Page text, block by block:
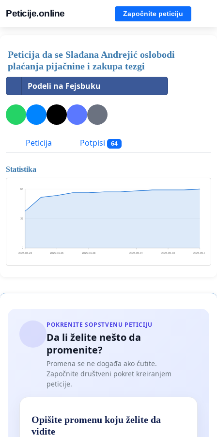
Peticije.online Započnite peticiju
Peticija da se Slađana Andrejić oslobodi
plaćanja pijačnine i zakupa tezgi
Podeli na Fejsbuku
Peticija Potpisi 64
Statistika
0
32
64
2025-04-24 2025-04-26 2025-04-28 2025-05-01 2025-05-03 2025-05-05
POKRENITE SOPSTVENU PETICIJU
Da li želite nešto da
promenite?
Promena se ne događa ako ćutite.
Započnite društveni pokret kreiranjem
peticije.
Opišite promenu koju želite da
vidite